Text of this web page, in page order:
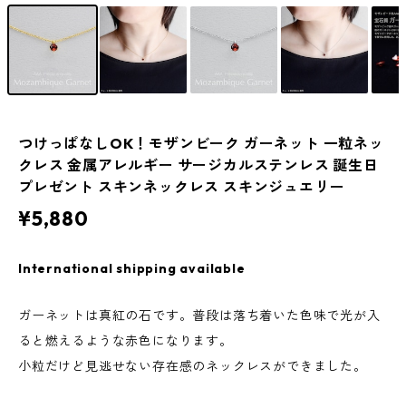
つけっぱなしOK！モザンビーク ガーネット 一粒ネッ
クレス 金属アレルギー サージカルステンレス 誕生日
プレゼント スキンネックレス スキンジュエリー
¥5,880
International shipping available
ガーネットは真紅の石です。普段は落ち着いた色味で光が入
ると燃えるような赤色になります。
小粒だけど見逃せない存在感のネックレスができました。